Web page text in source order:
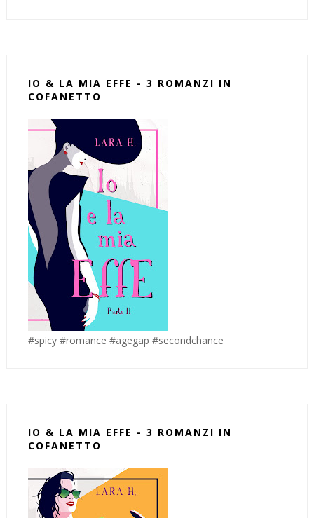
IO & LA MIA EFFE - 3 ROMANZI IN
COFANETTO
#spicy #romance #agegap #secondchance
IO & LA MIA EFFE - 3 ROMANZI IN
COFANETTO